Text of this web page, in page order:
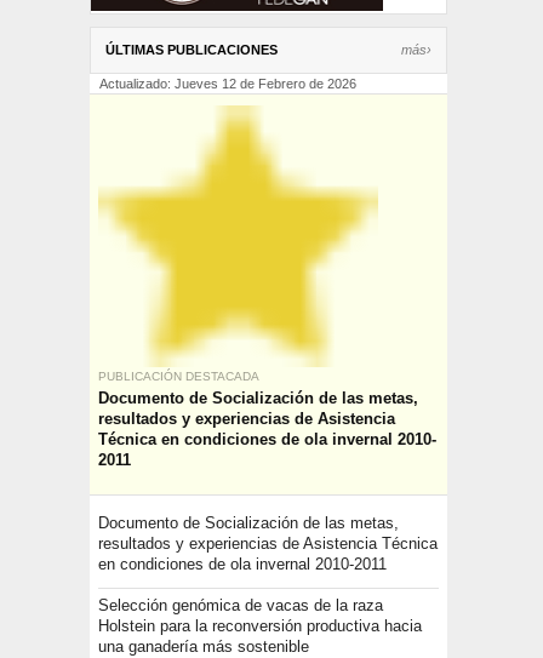
ÚLTIMAS PUBLICACIONES más›
Actualizado: Jueves 12 de Febrero de 2026
PUBLICACIÓN DESTACADA
Documento de Socialización de las metas,
resultados y experiencias de Asistencia
Técnica en condiciones de ola invernal 2010-
2011
Documento de Socialización de las metas,
resultados y experiencias de Asistencia Técnica
en condiciones de ola invernal 2010-2011
Selección genómica de vacas de la raza
Holstein para la reconversión productiva hacia
una ganadería más sostenible